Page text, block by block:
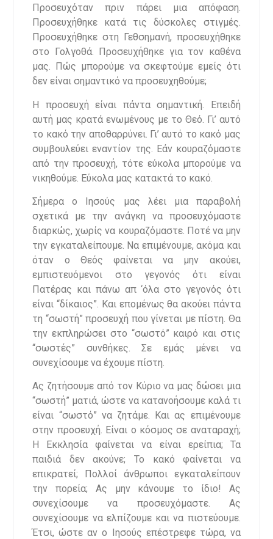
Προσευχόταν πριν πάρει μια απόφαση.
Προσευχήθηκε κατά τις δύσκολες στιγμές.
Προσευχήθηκε στη Γεθσημανή, προσευχήθηκε
στο Γολγοθά. Προσευχήθηκε για τον καθένα
μας. Πώς μπορούμε να σκεφτούμε εμείς ότι
δεν είναι σημαντικό να προσευχηθούμε;
Η προσευχή είναι πάντα σημαντική. Επειδή
αυτή μας κρατά ενωμένους με το Θεό. Γι’ αυτό
το κακό την αποθαρρύνει. Γι’ αυτό το κακό μας
συμβουλεύει εναντίον της. Εάν κουραζόμαστε
από την προσευχή, τότε εύκολα μπορούμε να
νικηθούμε. Εύκολα μας κατακτά το κακό.
Σήμερα ο Ιησούς μας λέει μια παραβολή
σχετικά με την ανάγκη να προσευχόμαστε
διαρκώς, χωρίς να κουραζόμαστε. Ποτέ να μην
την εγκαταλείπουμε. Να επιμένουμε, ακόμα και
όταν ο Θεός φαίνεται να μην ακούει,
εμπιστευόμενοι στο γεγονός ότι είναι
Πατέρας και πάνω απ ‘όλα στο γεγονός ότι
είναι “δίκαιος”. Και επομένως θα ακούει πάντα
τη “σωστή” προσευχή που γίνεται με πίστη. Θα
την εκπληρώσει στο “σωστό” καιρό και στις
“σωστές” συνθήκες. Σε εμάς μένει να
συνεχίσουμε να έχουμε πίστη.
Ας ζητήσουμε από τον Κύριο να μας δώσει μια
“σωστή” ματιά, ώστε να κατανοήσουμε καλά τι
είναι “σωστό” να ζητάμε. Και ας επιμένουμε
στην προσευχή. Είναι ο κόσμος σε αναταραχή;
Η Εκκλησία φαίνεται να είναι ερείπια; Τα
παιδιά δεν ακούνε; Το κακό φαίνεται να
επικρατεί; Πολλοί άνθρωποι εγκαταλείπουν
την πορεία; Ας μην κάνουμε το ίδιο! Ας
συνεχίσουμε να προσευχόμαστε. Ας
συνεχίσουμε να ελπίζουμε και να πιστεύουμε.
Έτσι, ώστε αν ο Ιησούς επέστρεφε τώρα, να